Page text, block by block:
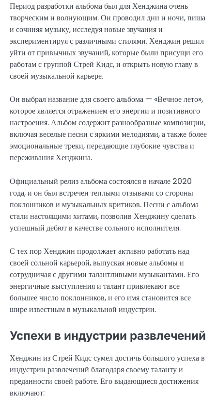
Период разработки альбома был для Хенджина очень
творческим и волнующим. Он проводил дни и ночи, пиша
и сочиняя музыку, исследуя новые звучания и
экспериментируя с различными стилями. Хенджин решил
уйти от привычных звучаний, которые были присущи его
работам с группой Стрей Кидс, и открыть новую главу в
своей музыкальной карьере.
Он выбрал название для своего альбома — «Вечное лето»,
которое является отражением его энергии и позитивного
настроения. Альбом содержит разнообразные композиции,
включая веселые песни с яркими мелодиями, а также более
эмоциональные треки, передающие глубокие чувства и
переживания Хенджина.
Официальный релиз альбома состоялся в начале 2020
года, и он был встречен теплыми отзывами со стороны
поклонников и музыкальных критиков. Песни с альбома
стали настоящими хитами, позволив Хенджину сделать
успешный дебют в качестве сольного исполнителя.
С тех пор Хенджин продолжает активно работать над
своей сольной карьерой, выпуская новые альбомы и
сотрудничая с другими талантливыми музыкантами. Его
энергичные выступления и талант привлекают все
большее число поклонников, и его имя становится все
шире известным в музыкальной индустрии.
Успехи в индустрии развлечений
Хенджин из Стрей Кидс сумел достичь большого успеха в
индустрии развлечений благодаря своему таланту и
преданности своей работе. Его выдающиеся достижения
включают: